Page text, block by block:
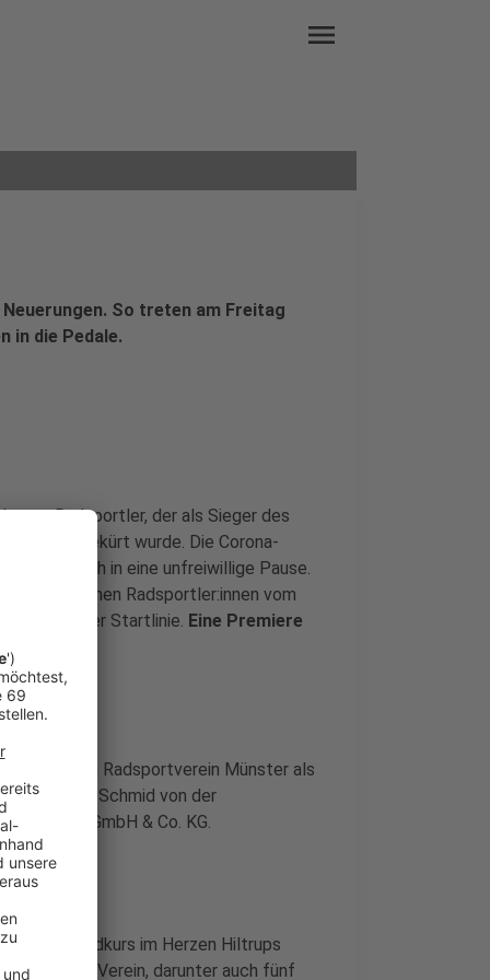
menu
So treten am Freitag
in die Pedale.
Radsportler, der als Sieger des
gekürt wurde. Die Corona-
danach in eine unfreiwillige Pause.
Uhr stehen Radsportler:innen vom
an der Startlinie. Eine Premiere
beim Radsportverein Münster als
Herbert Schmid von der
GmbH & Co. KG.
Rundkurs im Herzen Hiltrups
im Verein, darunter auch fünf